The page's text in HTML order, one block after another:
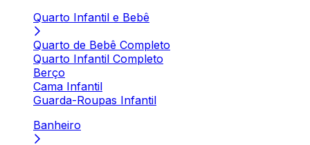
Quarto Infantil e Bebê
Quarto de Bebê Completo
Quarto Infantil Completo
Berço
Cama Infantil
Guarda-Roupas Infantil
Banheiro